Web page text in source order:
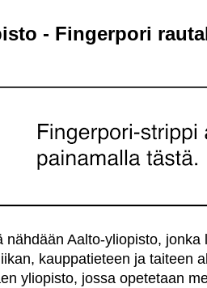
- Fingerpori
nähdään Aalto-yliopisto,
kauppatieteen ja taiteen
yliopisto, jossa opetetaan